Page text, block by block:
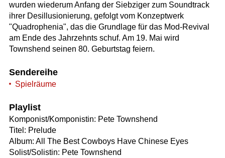
wurden wiederum Anfang der Siebziger zum Soundtrack
ihrer Desillusionierung, gefolgt vom Konzeptwerk
"Quadrophenia", das die Grundlage für das Mod-Revival
am Ende des Jahrzehnts schuf. Am 19. Mai wird
Townshend seinen 80. Geburtstag feiern.
Sendereihe
Spielräume
Playlist
Komponist/Komponistin: Pete Townshend
Titel: Prelude
Album: All The Best Cowboys Have Chinese Eyes
Solist/Solistin: Pete Townshend